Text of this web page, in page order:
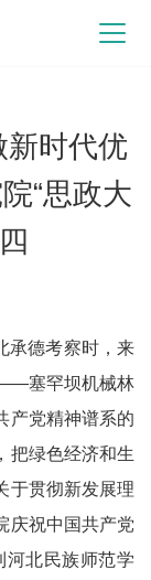
时代优
“思政大
承德考察时，来
塞罕坝机械林
产党精神谱系的
把绿色经济和生
于贯彻新发展理
庆祝中国共产党
河北民族师范学